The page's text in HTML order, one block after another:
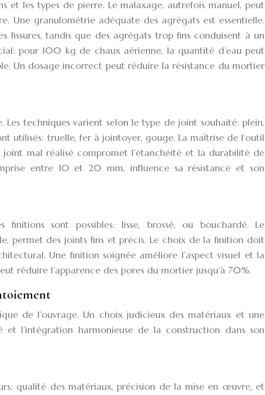
et les types de pierre. Le malaxage, autrefois manuel, peut
Une granulométrie adéquate des agrégats est essentielle.
fissures, tandis que des agrégats trop fins conduisent à un
pour 100 kg de chaux aérienne, la quantité d’eau peut
Un dosage incorrect peut réduire la résistance du mortier
techniques varient selon le type de joint souhaité: plein,
utilisés: truelle, fer à jointoyer, gouge. La maîtrise de l’outil
mal réalisé compromet l’étanchéité et la durabilité de
entre 10 et 20 mm, influence sa résistance et son
sont possibles: lisse, brossé, ou bouchardé. Le
permet des joints fins et précis. Le choix de la finition doit
Une finition soignée améliore l’aspect visuel et la
réduire l’apparence des pores du mortier jusqu’à 70%.
de l’ouvrage. Un choix judicieux des matériaux et une
l’intégration harmonieuse de la construction dans son
qualité des matériaux, précision de la mise en œuvre, et